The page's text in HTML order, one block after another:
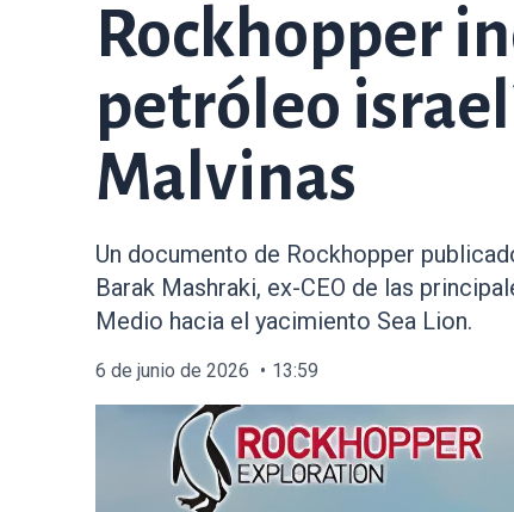
Rockhopper
petróleo
Malvinas
Un documento de Rockhopper
Barak Mashraki, ex-CEO de las
Medio hacia el yacimiento Sea Lion.
6 de junio de 2026 13:59